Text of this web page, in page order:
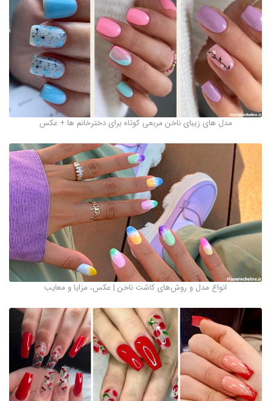
مدل های زیبای ناخن مربعی کوتاه برای دخترخانم ها + عکس
انواع مدل و روش‌های کاشت ناخن | عکس، مزایا و معایب